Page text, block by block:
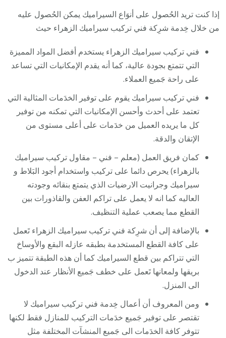
إذا كنت تريد الحُصول على أنوَاع السيراميك يمكن الحُصول عليه
من خلال خِدمة شرِكة فني تركيب سيراميك الزهراء حيث
فني تركيب سيراميك الزهراء يستخدم أفضل المواد المميزة
التي تتمتع بجودة عالية، كما أنه يقدم الإمكانيات التي تساعد
على راحة جَميع العملاء.
فني تركيب سيراميك يقوم على توفير الخدَمات المثالية التي
تعتمد على أحدث وأحسن الإمكانيات التي تمكنه من توفير
كل ما يريده العميل من خدَمات على أعلى مستوى من
الإتقان والدقة.
كمان فريق العمل (معلم – فني – مقاول تركيب سيراميك
بالزهراء) يحرص دائما على تركيب واستخدام أجود البَلاط و
سيراميك وجرانيت الارضيات الذي يتمتع بنقائه وجودته
العاليه كما انه لا يعمل على تراكم العفن والقاذورات بين
القطع مما يصعب عملية التنظيف.
بالإضافة إلى أن شرِكة فني تركيب سيراميك الزهراء تَعمل
على كافة القطع المستخدمة بطبقه عازله البقع والأوساخ
التي تتراكم بين قطع السيراميك كما أن هذه الطبقة تتميز ب
بريقها ولمعانها تَعمل على خطف جَميع الأنظار عند الدخول
الى المنزل.
ومن المعروف أن أعمال خِدمة فني تركيب سيراميك لا
تقتصر على توفير جَميع خدَمات التركيب للمنازل فقط لكنها
تتوفر كافة الخدَمات الى جَميع المنشآت المختلفة مثل